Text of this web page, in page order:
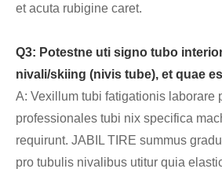
et acuta rubigine caret.
Q3: Potestne uti signo tubo
nivali/skiing (nivis tube), et quae
A: Vexillum tubi fatigationis laborare
professionales tubi nix specifica
requirunt. JABIL TIRE summus
pro tubulis nivalibus utitur quia